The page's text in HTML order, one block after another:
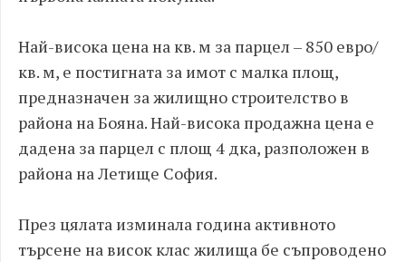
Най-висока цена на кв. м за парцел – 850 евро/
кв. м, е постигната за имот с малка площ,
предназначен за жилищно строителство в
района на Бояна. Най-висока продажна цена е
дадена за парцел с площ 4 дка, разположен в
района на Летище София.
През цялата изминала година активното
търсене на висок клас жилища бе съпроводено